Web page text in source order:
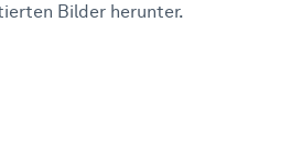
Bilder herunter.